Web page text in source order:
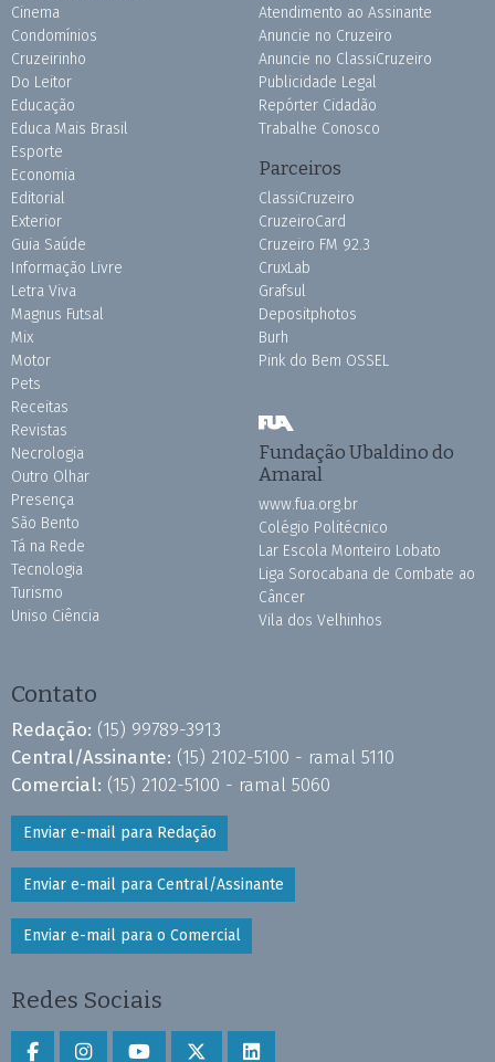
Cinema
Condomínios
Cruzeirinho
Do Leitor
Educação
Educa Mais Brasil
Esporte
Economia
Editorial
Exterior
Guia Saúde
Informação Livre
Letra Viva
Magnus Futsal
Mix
Motor
Pets
Receitas
Revistas
Necrologia
Outro Olhar
Presença
São Bento
Tá na Rede
Tecnologia
Turismo
Uniso Ciência
Atendimento ao Assinante
Anuncie no Cruzeiro
Anuncie no ClassiCruzeiro
Publicidade Legal
Repórter Cidadão
Trabalhe Conosco
Parceiros
ClassiCruzeiro
CruzeiroCard
Cruzeiro FM 92.3
CruxLab
Grafsul
Depositphotos
Burh
Pink do Bem OSSEL
Fundação Ubaldino do
Amaral
www.fua.org.br
Colégio Politécnico
Lar Escola Monteiro Lobato
Liga Sorocabana de Combate ao
Câncer
Vila dos Velhinhos
Contato
Redação: (15) 99789-3913
Central/Assinante: (15) 2102-5100 - ramal 5110
Comercial: (15) 2102-5100 - ramal 5060
Enviar e-mail para Redação
Enviar e-mail para Central/Assinante
Enviar e-mail para o Comercial
Redes Sociais